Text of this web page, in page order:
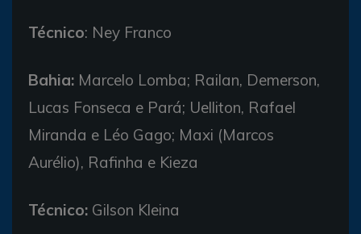
Técnico: Ney Franco
Bahia: Marcelo Lomba; Railan, Demerson,
Lucas Fonseca e Pará; Uelliton, Rafael
Miranda e Léo Gago; Maxi (Marcos
Aurélio), Rafinha e Kieza
Técnico: Gilson Kleina